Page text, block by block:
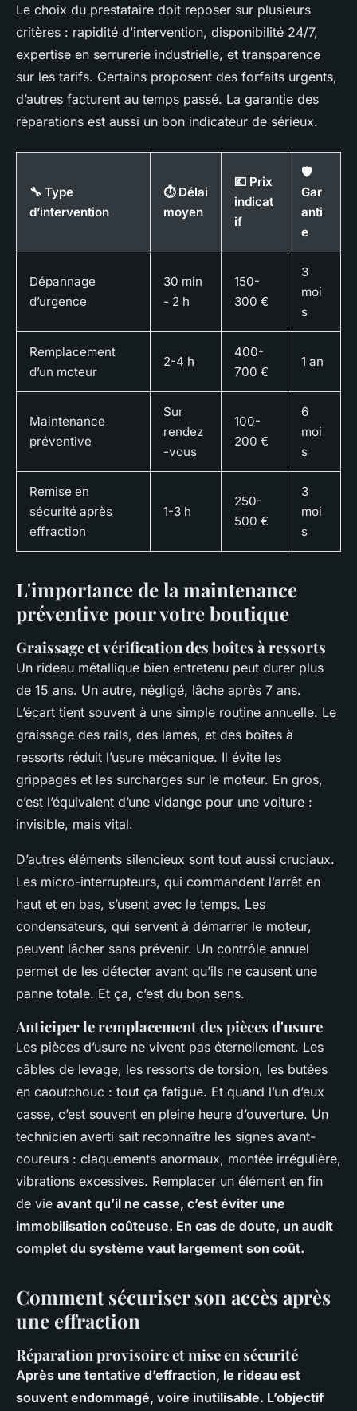
Le choix du prestataire doit reposer sur plusieurs
critères : rapidité d’intervention, disponibilité 24/7,
expertise en serrurerie industrielle, et transparence
sur les tarifs. Certains proposent des forfaits urgents,
d’autres facturent au temps passé. La garantie des
réparations est aussi un bon indicateur de sérieux.
🔧 Type
d’intervention
⏱️ Délai
moyen
💶 Prix
indicat
if
🛡️
Gar
anti
e
Dépannage
d’urgence
30 min
- 2 h
150-
300 €
3
moi
s
Remplacement
d’un moteur
2-4 h
400-
700 €
1 an
Maintenance
préventive
Sur
rendez
-vous
100-
200 €
6
moi
s
Remise en
sécurité après
effraction
1-3 h
250-
500 €
3
moi
s
L'importance de la maintenance
préventive pour votre boutique
Graissage et vérification des boîtes à ressorts
Un rideau métallique bien entretenu peut durer plus
de 15 ans. Un autre, négligé, lâche après 7 ans.
L’écart tient souvent à une simple routine annuelle. Le
graissage des rails, des lames, et des boîtes à
ressorts réduit l’usure mécanique. Il évite les
grippages et les surcharges sur le moteur. En gros,
c’est l’équivalent d’une vidange pour une voiture :
invisible, mais vital.
D’autres éléments silencieux sont tout aussi cruciaux.
Les micro-interrupteurs, qui commandent l’arrêt en
haut et en bas, s’usent avec le temps. Les
condensateurs, qui servent à démarrer le moteur,
peuvent lâcher sans prévenir. Un contrôle annuel
permet de les détecter avant qu’ils ne causent une
panne totale. Et ça, c’est du bon sens.
Anticiper le remplacement des pièces d'usure
Les pièces d’usure ne vivent pas éternellement. Les
câbles de levage, les ressorts de torsion, les butées
en caoutchouc : tout ça fatigue. Et quand l’un d’eux
casse, c’est souvent en pleine heure d’ouverture. Un
technicien averti sait reconnaître les signes avant-
coureurs : claquements anormaux, montée irrégulière,
vibrations excessives. Remplacer un élément en fin
de vie avant qu’il ne casse, c’est éviter une
immobilisation coûteuse. En cas de doute, un audit
complet du système vaut largement son coût.
Comment sécuriser son accès après
une effraction
Réparation provisoire et mise en sécurité
Après une tentative d’effraction, le rideau est
souvent endommagé, voire inutilisable. L’objectif